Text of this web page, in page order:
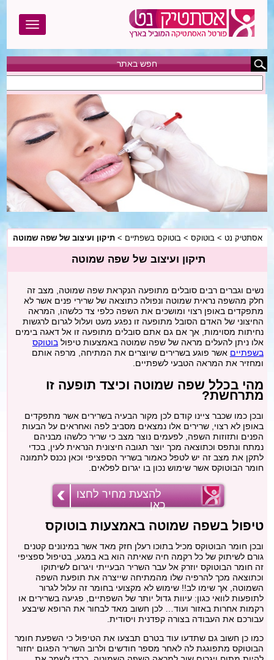
אסתטיק נט
הצרת היקפים
המסת שומן
הסרת שיער
מתיחת צוואר
פילינג
הסרת משקפיים בלייזר
כללי
בלוג
חפש באתר
אסתטיק נט >בוטוקס >בוטוקס בשפתיים >תיקון ועיצוב של שפה שמוטה
תיקון ועיצוב של שפה שמוטה
נשים וגברים רבים סובלים מתופעה הנקראת שפה שמוטה, מצב זה
חלק מהשפה נראית שמוטה ונפולה כתוצאה של שרירי פנים אשר לא
מתפקדים באופן רצוי ומושכים את השפה כלפי צד כלשהו, המראה
החיצוני של האדם הסובל מתופעה זו נפגע מעט ועלול לגרום לרגשות
נחיתות מסוימות, אך אם גם אתם סובלים מתופעה זו אל דאגה בימים
אלו ניתן להעלים מראה של שפה שמוטה באמצעות טיפולבוטוקס
בשפתיים אשר פוגע בשרירים שיוצרים את המתיחה, מרפה אותם
ומחזיר את המראה הטבעי לשפתיים.
מהי בכלל שפה שמוטה וכיצד תופעה זו
מתרחשת?
ובכן כמו שכבר ציינו קודם לכן מקור הבעיה בשרירים אשר מתפקדים
באופן לא רצוי, שרירים אלו נמצאים מסביב לפה ואחראים על הבעות
הפנים ותזוזות השפה, לפעמים נוצר מצב כי שריר כלשהו מבניהם
נמתח ונתפס וכתוצאה מכך יוצר תגובה חיצונית הנראית לעין, בכדי
לתקן את מצב זה יש לטפל כאמור בשריר הספציפי וכאן נכנס לתמונה
חומר הבוטוקס אשר שימוש נכון בו יגרום לפלאים.
להצעת מחיר לחצו
כאן
טיפול בשפה שמוטה באמצעות בוטוקס
ובכן חומר הבוטוקס מכיל בתוכו רעלן חזק מאד אשר במינונים קטנים
גורם לשיתוק של כל רקמה חיה שאיתה הוא בא במגע, בטיפול ספציפי
זה חומר הבוטוקס יוזרק אל עבר השריר הבעייתי ויגרום לשיתוקו
וכתוצאה מכך להרפיה שלו מהמתיחה שייצרה את תופעת השפה
השמוטה, אך שימו לב!! שימוש לא מקצועי בחומר זה עלול לגרור
לתופעות לוואי כגון: עיוות גדול יותר של השפתיים, פגיעה בשרירים או
רקמות אחרות באזור ועוד… לכן חשוב מאד לבחור את הרופא שיבצע
עבורכם את העבודה בצורה קפדנית ויסודית.
כמו כן חשוב גם שתדעו עוד בטרם תבצעו את הטיפול כי השפעת חומר
הבוטוקס מתפוגגת לה לאחר מספר חודשים ולרוב השריר הפגום יחזור